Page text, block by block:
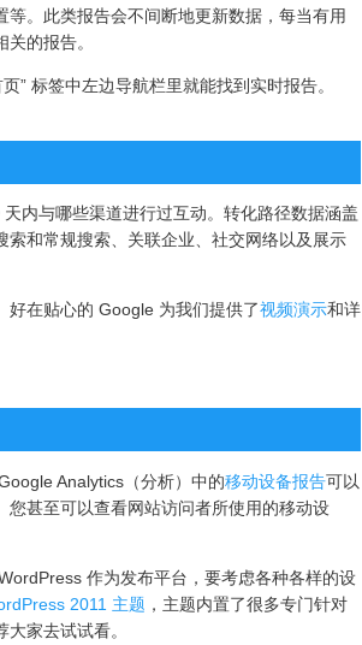
。此类报告会不间断地更新数据，每当有用
的报告。
” 标签中左边导航栏里就能找到实时报告。
内与哪些渠道进行过互动。转化路径数据涵盖
和常规搜索、关联企业、社交网络以及展示
好在贴心的 Google 为我们提供了视频演示和详
Analytics（分析）中的移动设备报告可以
甚至可以查看网站访问者所使用的移动设
作为发布平台，要考虑各种各样的设
2011 主题 ，主题内置了很多专门针对
家去试试看。